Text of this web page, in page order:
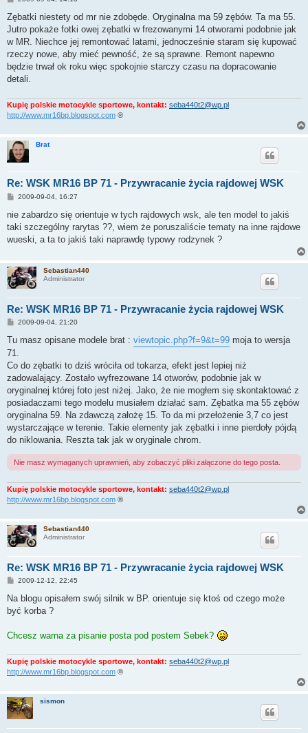
s
t
Zębatki niestety od mr nie zdobęde. Oryginalna ma 59 zębów. Ta ma 55.
Jutro pokaże fotki owej zębatki w frezowanymi 14 otworami podobnie jak
w MR. Niechce jej remontować latami, jednocześnie staram się kupować
rzeczy nowe, aby mieć pewność, że są sprawne. Remont napewno
będzie trwał ok roku więc spokojnie starczy czasu na dopracowanie
detali.
Kupię polskie motocykle sportowe, kontakt: seba440t2@wp.pl
http://www.mr16bp.blogspot.com ®
Brat
Re: WSK MR16 BP 71 - Przywracanie życia rajdowej WSK
P
s
2009-09-04, 16:27
nie zabardzo się orientuje w tych rajdowych wsk, ale ten model to jakiś
taki szczególny rarytas ??, wiem że poruszaliście tematy na inne rajdowe
wueski, a ta to jakiś taki naprawdę typowy rodzynek ?
Sebastian440
Administrator
Re: WSK MR16 BP 71 - Przywracanie życia rajdowej WSK
P
s
2009-09-04, 21:20
Tu masz opisane modele brat : viewtopic.php?f=9&t=99 moja to wersja
71.
Co do zębatki to dziś wróciła od tokarza, efekt jest lepiej niż
zadowalający. Zostało wyfrezowane 14 otworów, podobnie jak w
oryginalnej której foto jest niżej. Jako, że nie mogłem się skontaktować z
posiadaczami tego modelu musiałem działać sam. Zębatka ma 55 zębów
oryginalna 59. Na zdawczą założę 15. To da mi przełożenie 3,7 co jest
wystarczające w terenie. Takie elementy jak zębatki i inne pierdoły pójdą
do niklowania. Reszta tak jak w oryginale chrom.
Nie masz wymaganych uprawnień, aby zobaczyć pliki załączone do tego posta.
Kupię polskie motocykle sportowe, kontakt: seba440t2@wp.pl
http://www.mr16bp.blogspot.com ®
Sebastian440
Administrator
Re: WSK MR16 BP 71 - Przywracanie życia rajdowej WSK
P
s
2009-12-12, 22:45
Na blogu opisałem swój silnik w BP. orientuje się ktoś od czego może
być korba ?
Chcesz warna za pisanie posta pod postem Sebek?
Kupię polskie motocykle sportowe, kontakt: seba440t2@wp.pl
http://www.mr16bp.blogspot.com ®
sismon